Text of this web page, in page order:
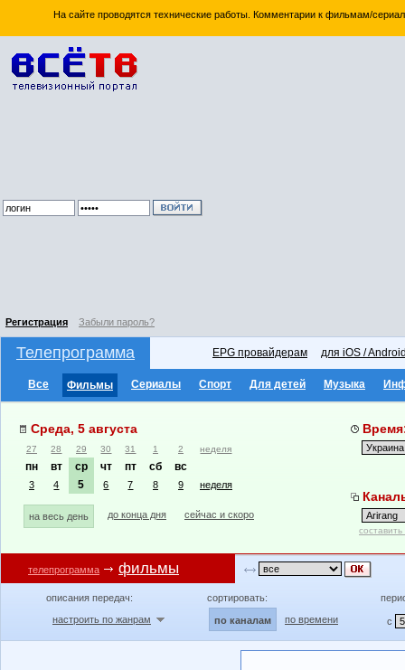
На сайте проводятся технические работы. Комментарии к фильмам/
Регистрация Забыли пароль?
Телепрограмма EPG провайдерам для iOS /
Все Фильмы Сериалы Спорт Для детей Музыка
Среда, 5 августа
27 28 29 30 31 1 2 неделя
пн вт ср чт пт сб вс
3 4 5 6 7 8 9 неделя
на весь день до конца дня сейчас и скоро
телепрограмма фильмы
описания передач:
настроить по жанрам
сортировать:
по каналам по времени с